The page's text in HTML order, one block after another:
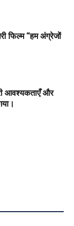
फिल्म “हम अंग्रेजों
आवश्यकताएँ और